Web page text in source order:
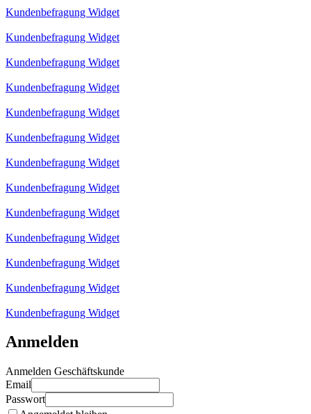
Kundenbefragung Widget
Kundenbefragung Widget
Kundenbefragung Widget
Kundenbefragung Widget
Kundenbefragung Widget
Kundenbefragung Widget
Kundenbefragung Widget
Kundenbefragung Widget
Kundenbefragung Widget
Kundenbefragung Widget
Kundenbefragung Widget
Kundenbefragung Widget
Kundenbefragung Widget
Anmelden
Anmelden Geschäftskunde
Email
Passwort